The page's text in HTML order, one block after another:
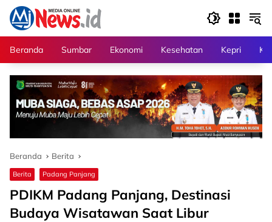
Langsung
konten
Beranda
Sumbar Ekonomi Kesehatan Kepri
Beranda Berita
Berita Padang Panjang
PDIKM Padang Panjang, Destinasi
Budaya Wisatawan Saat Libur